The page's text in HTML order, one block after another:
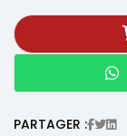
PARTAGER :